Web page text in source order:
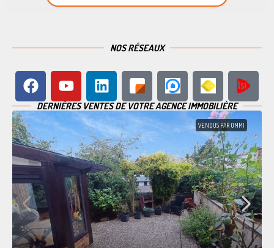
NOS RÉSEAUX
DERNIÈRES VENTES DE VOTRE AGENCE IMMOBILIÈRE
VENDUS PAR OMMI